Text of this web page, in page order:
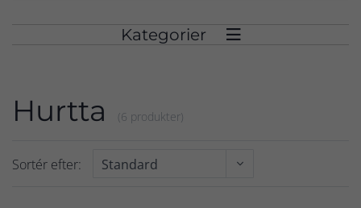
Kategorier 
Hurtta (6 produkter)
Sortér efter: